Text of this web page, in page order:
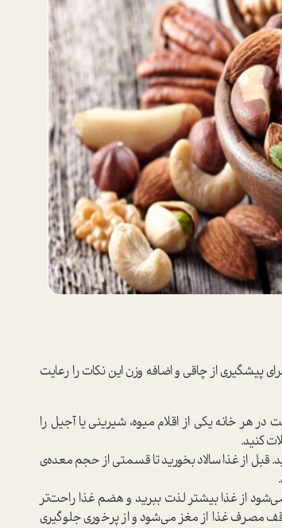
پیشگیری از چاقی و اضافه وزن این نکات را رعایت
هر خانه یکی از اقلام میوه، شیرینی یا آجیل را
کنید.
از غذا سالاد بخورید تا قسمتی از حجم معده‌ی
از غذا بیشتر لذت ببرید و هضم غذا راحت‌تر
مصرف غذا از مغز می‌شود و از پرخوری جلوگیری